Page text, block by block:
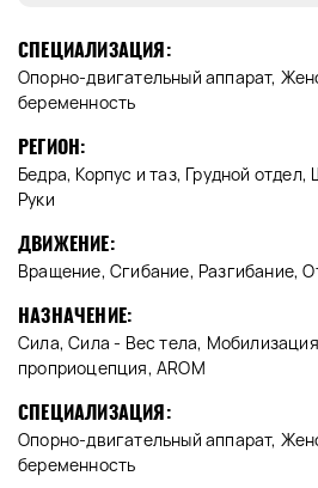
СПЕЦИАЛИЗАЦИЯ:
Опорно-двигательный аппарат,
беременность
РЕГИОН:
Бедра, Корпус и таз, Грудной
Руки
ДВИЖЕНИЕ:
Вращение, Сгибание, Разгибание,
НАЗНАЧЕНИЕ:
Сила, Сила - Вес тела,
проприоцепция, AROM
СПЕЦИАЛИЗАЦИЯ:
Опорно-двигательный аппарат,
беременность